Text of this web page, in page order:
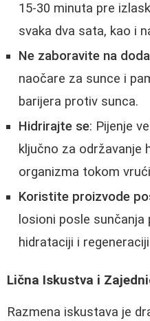
15-30 minuta pre
svaka dva sata, kao i
Ne zaboravite na
naočare za sunce i
barijera protiv sunca.
Hidrirajte se: Pijenje
ključno za održavanje
organizma tokom
Koristite proizvode
losioni posle sunčanja
hidrataciji i
Lična Iskustva i
Razmena iskustava je